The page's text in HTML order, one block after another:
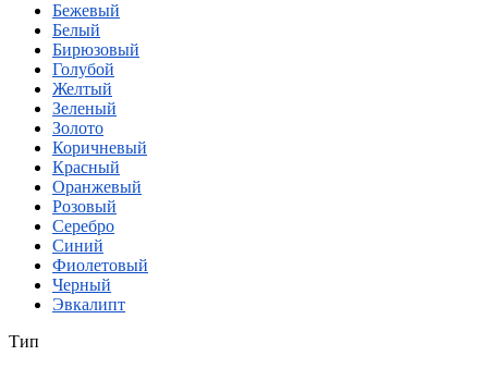
Бежевый
Белый
Бирюзовый
Голубой
Желтый
Зеленый
Золото
Коричневый
Красный
Оранжевый
Розовый
Серебро
Синий
Фиолетовый
Черный
Эвкалипт
Тип